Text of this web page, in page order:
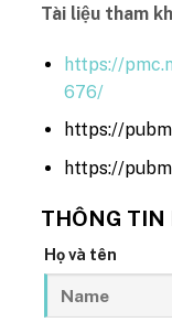
Tài liệu tham
https://
676/
https://
https://
THÔNG TIN
Họ và tên